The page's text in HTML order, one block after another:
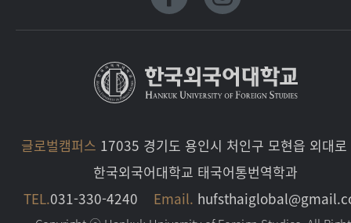
글로벌캠퍼스 17035 경기도 용인시 처인구 모현읍 외대
한국외국어대학교 태국어통번역학과
TEL.031-330-4240 Email.